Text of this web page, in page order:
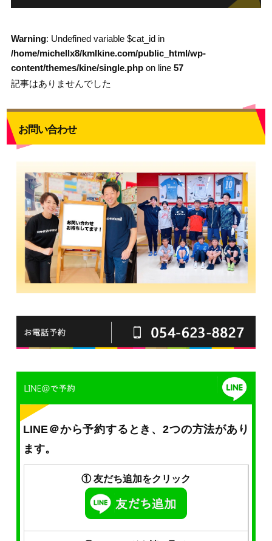
Warning: Undefined variable $cat_id in
/home/michellx8/kmlkine.com/public_html/wp-
content/themes/kine/single.phpon line 57
記事はありませんでした
お問い合わせ
LINE＠から予約するとき、2つの方法があり
ます。
① 友だち追加をクリック